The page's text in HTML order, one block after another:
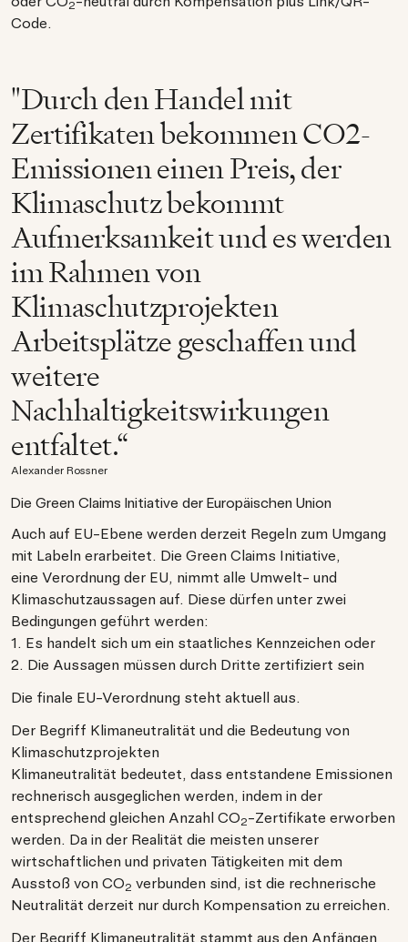
2
Code.
"Durch den Handel mit
Zertifikaten bekommen CO2-
Emissionen einen Preis, der
Klimaschutz bekommt
Aufmerksamkeit und es werden
im Rahmen von
Klimaschutzprojekten
Arbeitsplätze geschaffen und
weitere
Nachhaltigkeitswirkungen
entfaltet.“
Alexander Rossner
Die Green Claims Initiative der Europäischen Union
Auch auf EU-Ebene werden derzeit Regeln zum Umgang
mit Labeln erarbeitet. Die Green Claims Initiative,
eine Verordnung der EU, nimmt alle Umwelt- und
Klimaschutzaussagen auf. Diese dürfen unter zwei
Bedingungen geführt werden:
1. Es handelt sich um ein staatliches Kennzeichen oder
2. Die Aussagen müssen durch Dritte zertifiziert sein
Die finale EU-Verordnung steht aktuell aus.
Der Begriff Klimaneutralität und die Bedeutung von
Klimaschutzprojekten
Klimaneutralität bedeutet, dass entstandene Emissionen
rechnerisch ausgeglichen werden, indem in der
entsprechend gleichen Anzahl CO2-Zertifikate erworben
werden. Da in der Realität die meisten unserer
wirtschaftlichen und privaten Tätigkeiten mit dem
Ausstoß von CO2 verbunden sind, ist die rechnerische
Neutralität derzeit nur durch Kompensation zu erreichen.
​Der Begriff Klimaneutralität stammt aus den Anfängen